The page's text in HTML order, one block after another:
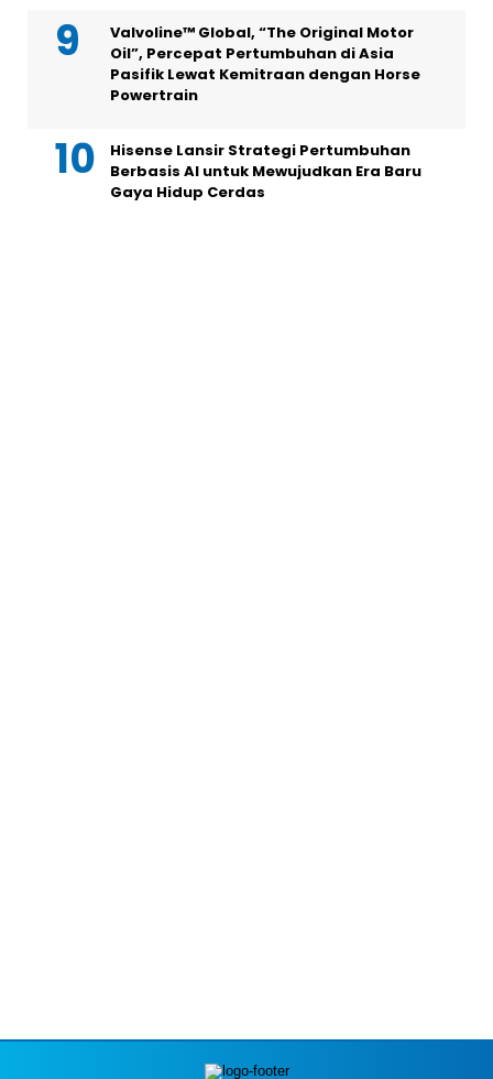
Valvoline™ Global, “The Original Motor
Oil”, Percepat Pertumbuhan di Asia
Pasifik Lewat Kemitraan dengan Horse
Powertrain
Hisense Lansir Strategi Pertumbuhan
Berbasis AI untuk Mewujudkan Era Baru
Gaya Hidup Cerdas